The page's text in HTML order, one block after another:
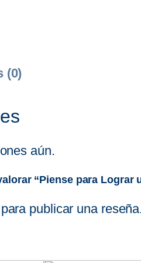
(0)
aún.
“Piense para Lograr
publicar una